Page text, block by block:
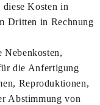
Kosten in
Dritten in Rechnung
Nebenkosten,
die Anfertigung
Reproduktionen,
Abstimmung von